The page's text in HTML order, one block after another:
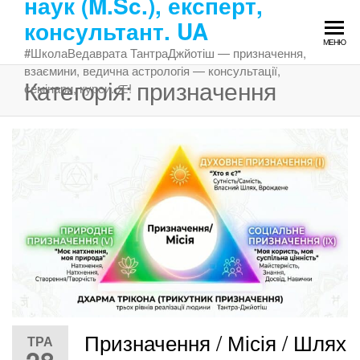
Перейти
змістуконсультант. UA
#ШколаВедаврата ТантраДжйотіш — призначення,
взаємини, ведична астрологія — консультації,
семінари, курси. Ԙ!
МЕНЮ
Категорія: призначення
ТРА Призначення / Місія / Шлях